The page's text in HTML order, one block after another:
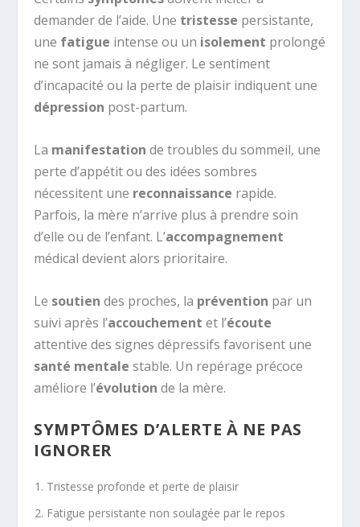
demander de l’aide. Une tristesse persistante,
une fatigue intense ou un isolement prolongé
ne sont jamais à négliger. Le sentiment
d’incapacité ou la perte de plaisir indiquent une
dépression post-partum.
La manifestation de troubles du sommeil, une
perte d’appétit ou des idées sombres
nécessitent une reconnaissance rapide.
Parfois, la mère n’arrive plus à prendre soin
d’elle ou de l’enfant. L’accompagnement
médical devient alors prioritaire.
Le soutien des proches, la prévention par un
suivi après l’accouchement et l’écoute
attentive des signes dépressifs favorisent une
santé mentale stable. Un repérage précoce
améliore l’évolution de la mère.
SYMPTÔMES D’ALERTE À NE PAS
IGNORER
Tristesse profonde et perte de plaisir
Fatigue persistante non soulagée par le repos